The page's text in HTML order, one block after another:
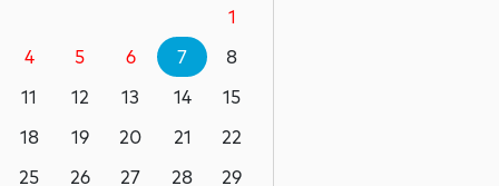
təşkilatı Aİ-ni əhalinin istidən
görməyə çağırıb
06 Avqust 21:39
Rusiyanın Yaroslavl və Tver
yaşayış binalarına zərər vurub
06 Avqust 21:17
1
4 5 6 7
8
11 12 13 14
15
18 19 20 21
22
25 26 27 28
29